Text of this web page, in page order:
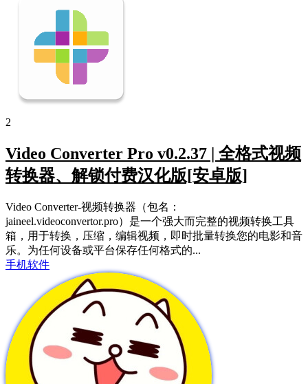
2
Video Converter Pro v0.2.37 | 全格式视频
转换器、解锁付费汉化版[安卓版]
Video Converter-视频转换器（包名：
jaineel.videoconvertor.pro）是一个强大而完整的视频转换工具
箱，用于转换，压缩，编辑视频，即时批量转换您的电影和音
乐。为任何设备或平台保存任何格式的...
手机软件